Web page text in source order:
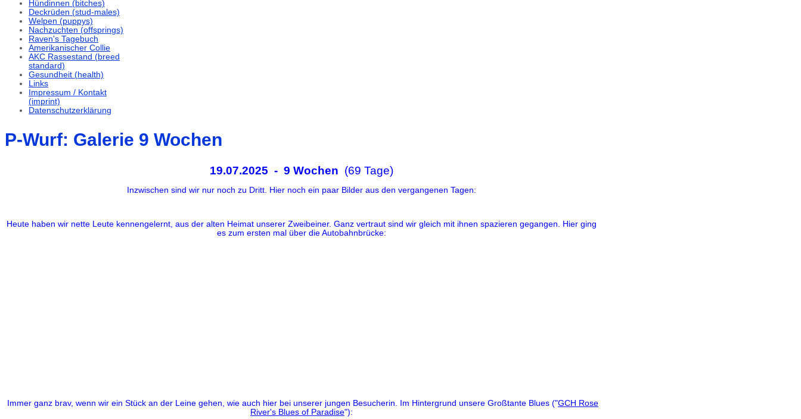
Hündinnen (bitches)
Deckrüden (stud-males)
Welpen (puppys)
Nachzuchten (offsprings)
Raven's Tagebuch
Amerikanischer Collie
AKC Rassestand (breed
standard)
Gesundheit (health)
Links
Impressum / Kontakt
(imprint)
Datenschutzerklärung
P-Wurf: Galerie 9 Wochen
19.07.2025 - 9 Wochen (69 Tage)
Inzwischen sind wir nur noch zu Dritt. Hier noch ein paar Bilder aus den vergangenen Tagen:
Heute haben wir nette Leute kennengelernt, aus der alten Heimat unserer Zweibeiner. Ganz vertraut sind wir gleich mit ihnen spazieren gegangen. Hier ging
es zum ersten mal über die Autobahnbrücke:
Immer ganz brav, wenn wir ein Stück an der Leine gehen, wie auch hier bei unserer jungen Besucherin. Im Hintergrund unsere Großtante Blues ("GCH Rose
River's Blues of Paradise"):